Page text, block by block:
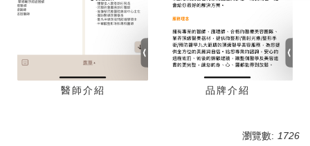
醫師介紹 品牌介紹
瀏覽數: 1726